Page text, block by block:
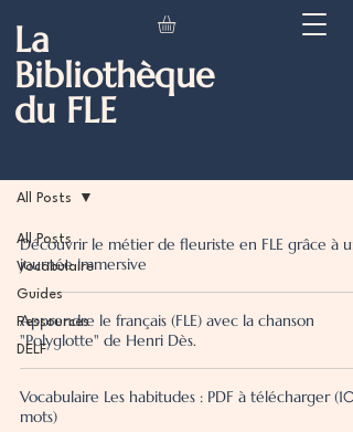
La
Bibliothèque
du FLE
All Posts
Vocabulaire
Guides
Ressources
DELF
All Posts
Découvrir le métier de fleuriste en FLE grâce à
journée immersive
Apprendre le français (FLE) avec la chanson
"Polyglotte" de Henri Dès.
Vocabulaire Les habitudes : PDF à télécharger
mots)